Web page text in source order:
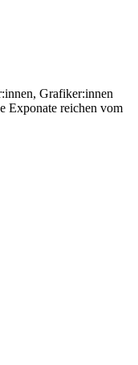
Grafiker:innen
Exponate reichen vom